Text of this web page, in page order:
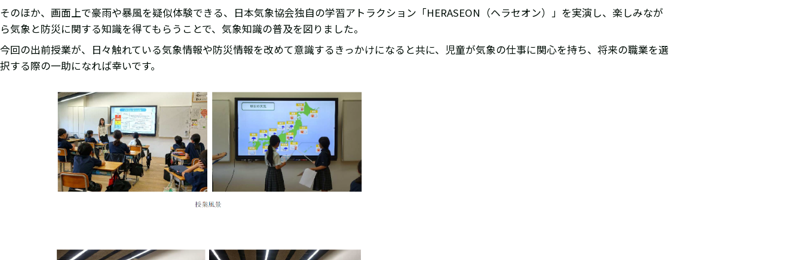
そのほか、画面上で豪雨や暴風を疑似体験できる、日本気象協会独自の学習アトラクション「HERASEON（ヘラセオン）」を実演し、楽しみなが
ら気象と防災に関する知識を得てもらうことで、気象知識の普及を図りました。
今回の出前授業が、日々触れている気象情報や防災情報を改めて意識するきっかけになると共に、児童が気象の仕事に関心を持ち、将来の職業を選
択する際の一助になれば幸いです。